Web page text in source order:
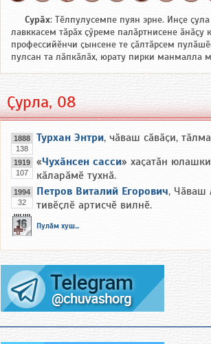
Сурӑх: Тӗлпулусемпе пуян эрне. Инҫе ҫула
лавккасем тӑрӑх ҫӳреме палӑртнисене ӑнӑҫу
профессийӗнчи ҫынсене те ҫӑлтӑрсем
пулсан та лӑпкӑлӑх, юрату пирки манмалла
Ҫурла, 08
1888
138
Турхан Энтри, чӑваш сӑвӑҫи,
1919
107
«Чухӑнсен сасси» хаҫатӑн
кӑларӑмӗ тухнӑ.
1994
32
Петров Виталий Егорович, Чӑваш
тивӗҫлӗ артисчӗ вилнӗ.
Пулӑм хуш...